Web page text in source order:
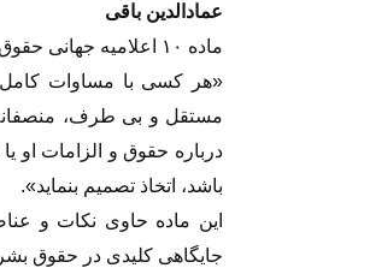
عمادالدین باقی
ماده ۱۰ اعلامیه جهانی حقوق بشر:
«هر کسی با مساوات کامل
مستقل و بی طرف،
درباره حقوق و الزامات او
باشد، اتخاذ تصمیم بنماید».
این ماده حاوی نکات و
جایگاهی کلیدی در حقوق بشر